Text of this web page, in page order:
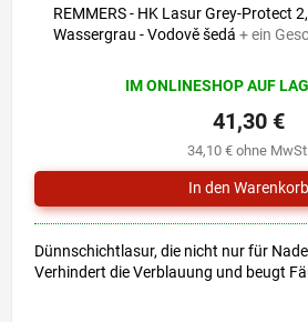
REMMERS - HK Lasur Grey-Protect
Wassergrau - Vodově šedá + ein
IM ONLINESHOP AUF
34,10 € ohne MwSt.
41,30 €
Dünnschichtlasur, die nicht nur für
Verhindert die Verblauung und beugt